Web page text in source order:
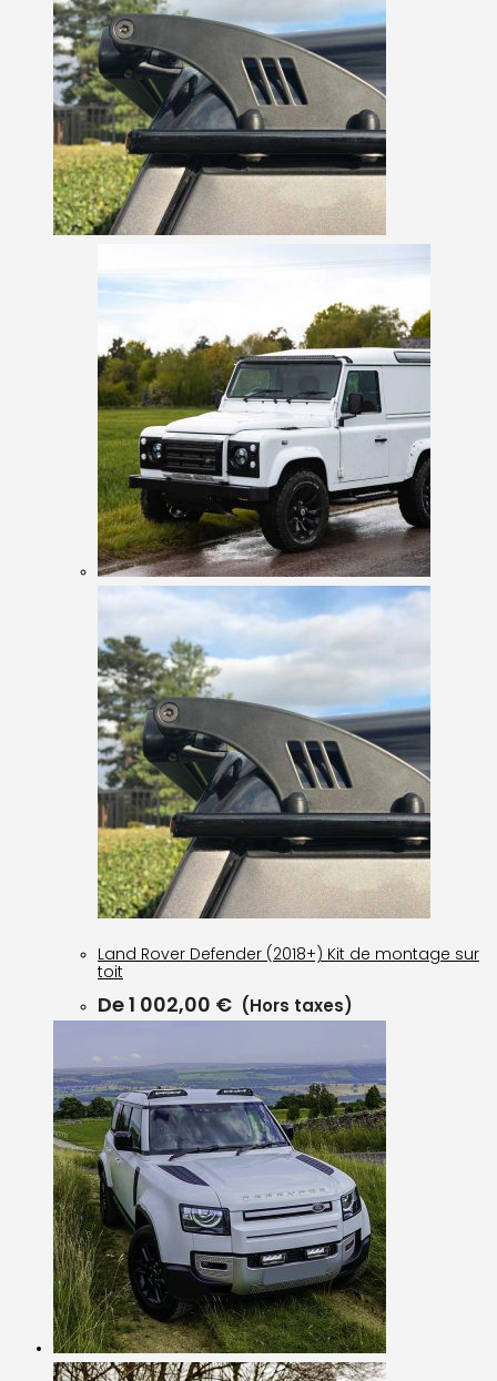
Land Rover Defender (2018+) Kit de montage sur
toit
De1 002,00 € (Hors taxes)